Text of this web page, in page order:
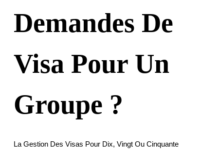
Demandes De
Visa Pour Un
Groupe ?
La Gestion Des Visas Pour Dix, Vingt Ou Cinquante